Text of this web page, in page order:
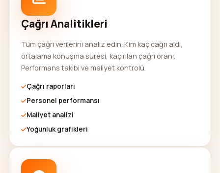
Çağrı Analitikleri
Tüm çağrı verilerini analiz edin. Kim kaç çağrı aldı,
ortalama konuşma süresi, kaçırılan çağrı oranı.
Performans takibi ve maliyet kontrolü.
Çağrı raporları
Personel performansı
Maliyet analizi
Yoğunluk grafikleri